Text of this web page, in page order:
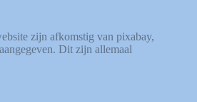
zijn afkomstig van pixabay,
Dit zijn allemaal